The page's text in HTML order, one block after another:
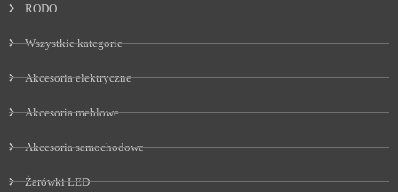
RODO
Wszystkie kategorie
Akcesoria elektryczne
Akcesoria meblowe
Akcesoria samochodowe
Żarówki LED